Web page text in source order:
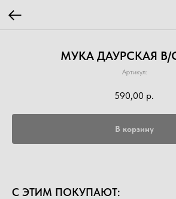
МУКА ДАУРСКАЯ В/
Артикул:
590,00 р.
В корзину
С ЭТИМ ПОКУПАЮТ: